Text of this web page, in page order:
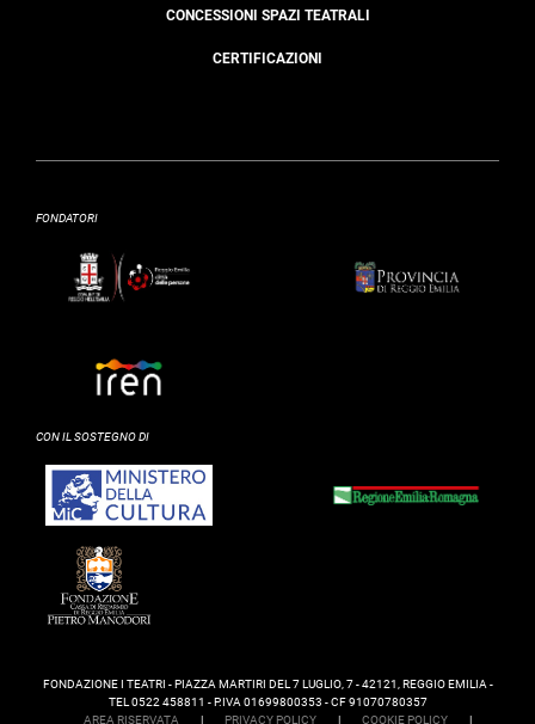
CONCESSIONI SPAZI TEATRALI
CERTIFICAZIONI
FONDATORI
CON IL SOSTEGNO DI
FONDAZIONE I TEATRI - PIAZZA MARTIRI DEL 7 LUGLIO, 7 - 42121, REGGIO EMILIA -
TEL 0522 458811 - P.IVA 01699800353 - CF 91070780357
AREA RISERVATA
PRIVACY POLICY COOKIE POLICY